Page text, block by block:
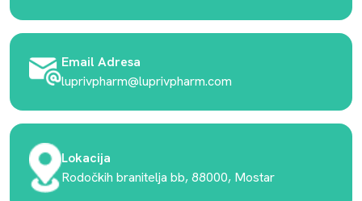
Email Adresa
luprivpharm@luprivpharm.com
Lokacija
Rodočkih branitelja bb, 88000, Mostar